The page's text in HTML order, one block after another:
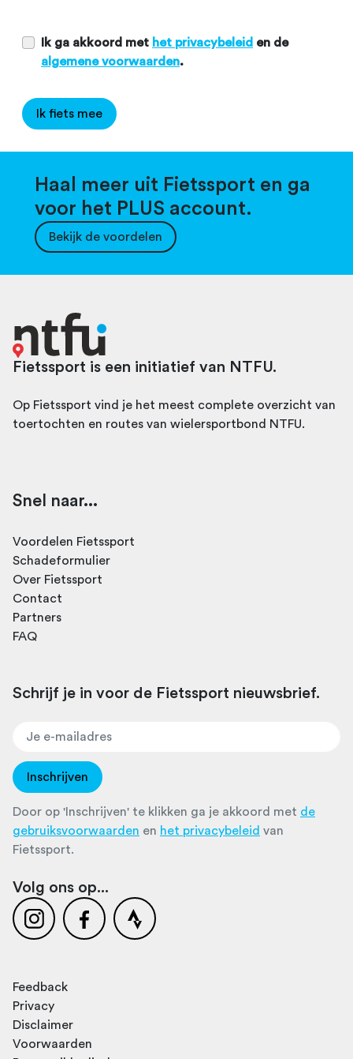
Ik ga akkoord met het privacybeleid en de
algemene voorwaarden.
Ik fiets mee
Haal meer uit Fietssport en ga
voor het PLUS account.
Bekijk de voordelen
Fietssport is een initiatief van NTFU.
Op Fietssport vind je het meest complete overzicht van
toertochten en routes van wielersportbond NTFU.
Snel naar...
Voordelen Fietssport
Schadeformulier
Over Fietssport
Contact
Partners
FAQ
Schrijf je in voor de Fietssport nieuwsbrief.
Inschrijven
Door op 'Inschrijven' te klikken ga je akkoord met de
gebruiksvoorwaarden en het privacybeleid van
Fietssport.
Volg ons op...
Feedback
Privacy
Disclaimer
Voorwaarden